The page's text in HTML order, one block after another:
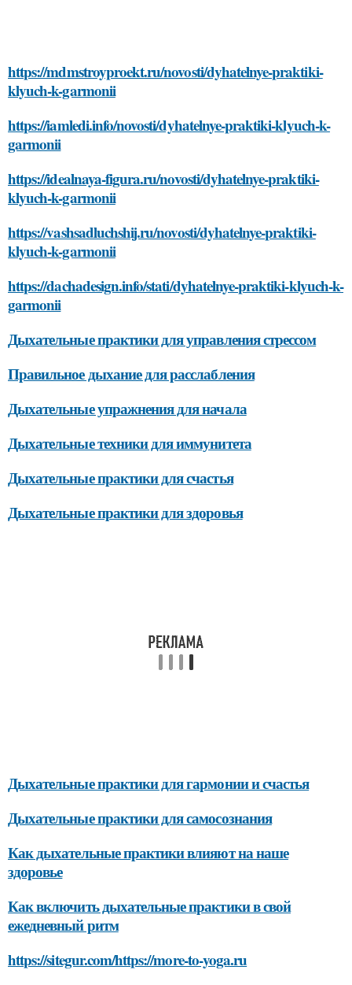
https://mdmstroyproekt.ru/novosti/dyhatelnye-praktiki-
klyuch-k-garmonii
https://iamledi.info/novosti/dyhatelnye-praktiki-klyuch-k-
garmonii
https://idealnaya-figura.ru/novosti/dyhatelnye-praktiki-
klyuch-k-garmonii
https://vashsadluchshij.ru/novosti/dyhatelnye-praktiki-
klyuch-k-garmonii
https://dachadesign.info/stati/dyhatelnye-praktiki-klyuch-k-
garmonii
Дыхательные практики для управления стрессом
Правильное дыхание для расслабления
Дыхательные упражнения для начала
Дыхательные техники для иммунитета
Дыхательные практики для счастья
Дыхательные практики для здоровья
Дыхательные практики для гармонии и счастья
Дыхательные практики для самосознания
Как дыхательные практики влияют на наше
здоровье
Как включить дыхательные практики в свой
ежедневный ритм
https://sitegur.com/https://more-to-yoga.ru